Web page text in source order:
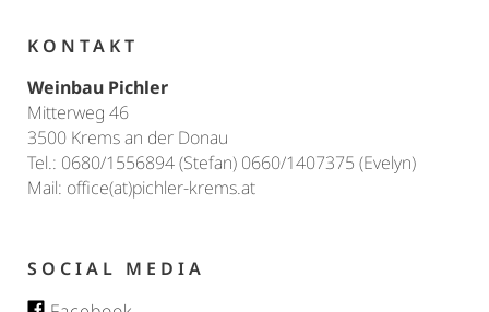
KONTAKT
Weinbau Pichler
Mitterweg 46
3500 Krems an der Donau
Tel.: 0680/1556894 (Stefan) 0660/1407375 (Evelyn)
Mail: office(at)pichler-krems.at
SOCIAL MEDIA